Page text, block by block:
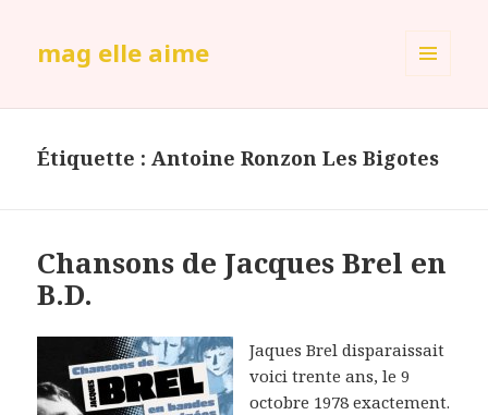
mag elle aime
Étiquette :Antoine Ronzon Les Bigotes
Chansons de Jacques Brel en
B.D.
Jaques Brel disparaissait
voici trente ans, le 9
octobre 1978 exactement.